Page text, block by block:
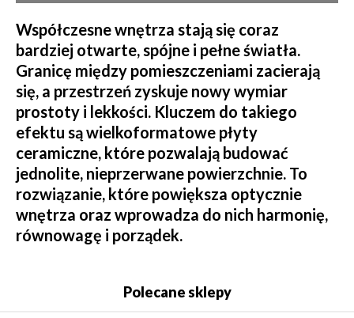
Współczesne wnętrza stają się coraz
bardziej otwarte, spójne i pełne światła.
Granicę między pomieszczeniami zacierają
się, a przestrzeń zyskuje nowy wymiar
prostoty i lekkości. Kluczem do takiego
efektu są wielkoformatowe płyty
ceramiczne, które pozwalają budować
jednolite, nieprzerwane powierzchnie. To
rozwiązanie, które powiększa optycznie
wnętrza oraz wprowadza do nich harmonię,
równowagę i porządek.
Polecane sklepy